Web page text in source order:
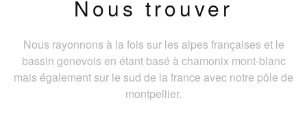
Nous trouver
Nous rayonnons à la fois sur les alpes françaises et le
bassin genevois en étant basé à chamonix mont-blanc
mais également sur le sud de la france avec notre pôle de
montpellier.